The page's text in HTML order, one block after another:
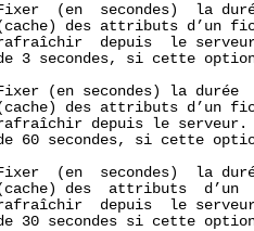
(en  secondes)  la
des attributs d’un
depuis  le
3 secondes, si cette
(en secondes) la durée
des attributs d’un
depuis le
60 secondes, si cette
(en  secondes)  la
des  attributs  d’un
depuis  le
30 secondes si cette